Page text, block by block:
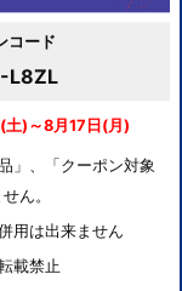
コード
L8ZL
土)～8月17日(月)
」、「クーポン対象
ん。
用は出来ません
載禁止